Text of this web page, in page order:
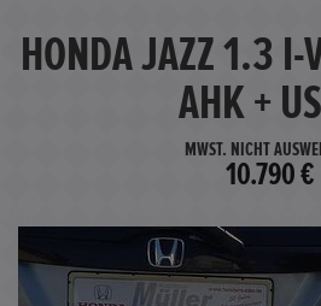
HONDA JAZZ 1.3 I-
AHK +
MWST. NICHT
10.790 €